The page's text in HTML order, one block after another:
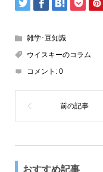
雑学･豆知識
ウイスキーのコラム
コメント: 0
おすすめ記事